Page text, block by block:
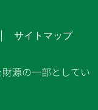
サイトマップ
源の一部としてい